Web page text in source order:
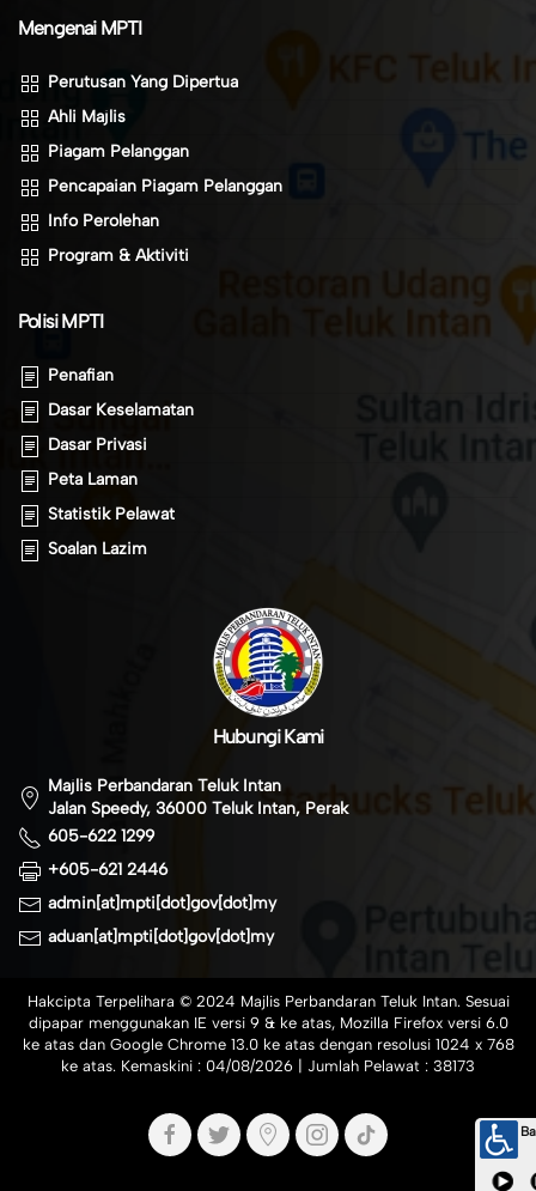
Mengenai MPTI
Perutusan Yang Dipertua
Ahli Majlis
Piagam Pelanggan
Pencapaian Piagam Pelanggan
Info Perolehan
Program & Aktiviti
Polisi MPTI
Penafian
Dasar Keselamatan
Dasar Privasi
Peta Laman
Statistik Pelawat
Soalan Lazim
Hubungi Kami
Majlis Perbandaran Teluk Intan
Jalan Speedy, 36000 Teluk Intan, Perak
605-622 1299
+605-621 2446
admin[at]mpti[dot]gov[dot]my
aduan[at]mpti[dot]gov[dot]my
Hakcipta Terpelihara © 2024 Majlis Perbandaran Teluk Intan. Sesuai
dipapar menggunakan IE versi 9 & ke atas, Mozilla Firefox versi 6.0
ke atas dan Google Chrome 13.0 ke atas dengan resolusi 1024 x 768
ke atas. Kemaskini : 04/08/2026 | Jumlah Pelawat : 38173